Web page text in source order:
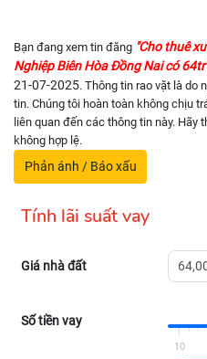
Bạn đang xem tin đăng "Cho thuê
Nghiệp Biên Hòa Đồng Nai có
21-07-2025. Thông tin rao vặt là do
tin. Chúng tôi hoàn toàn không chịu
liên quan đến các thông tin này. Hãy
không hợp lệ.
Phản ánh / Báo xấu
Tính lãi suất vay
Giá nhà đất
Số tiền vay
10